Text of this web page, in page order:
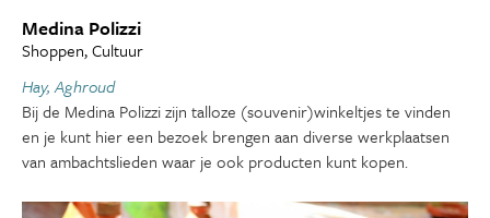
Medina Polizzi
Shoppen, Cultuur
Hay, Aghroud
Bij de Medina Polizzi zijn talloze (souvenir)winkeltjes te vinden
en je kunt hier een bezoek brengen aan diverse werkplaatsen
van ambachtslieden waar je ook producten kunt kopen.